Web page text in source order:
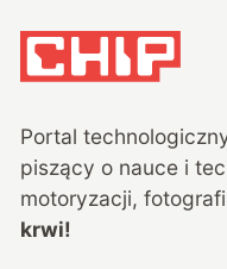
Portal
piszący o nauce i
motoryzacji,
krwi!